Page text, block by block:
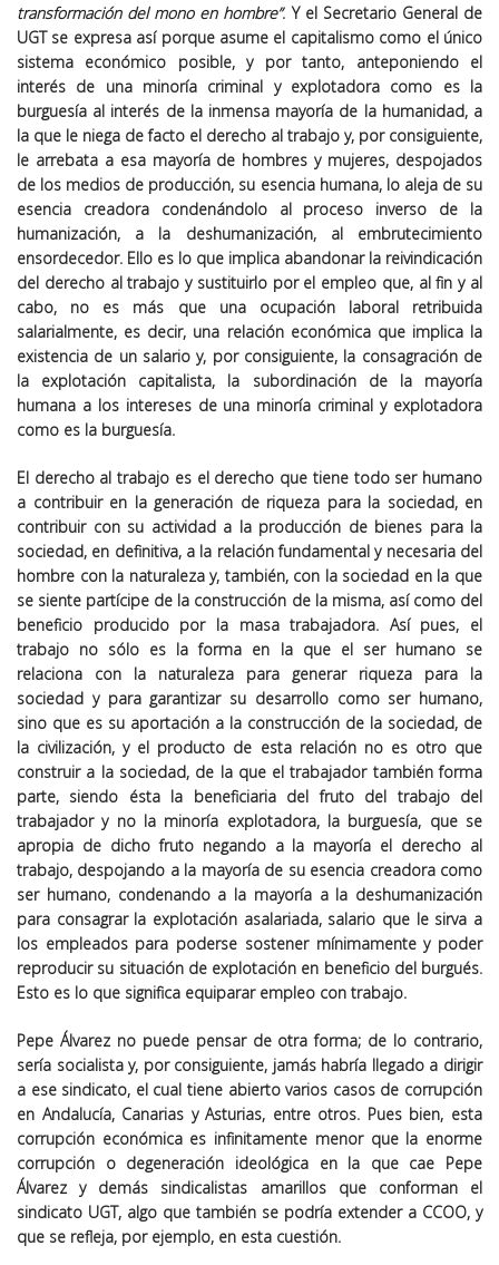
transformación del mono en hombre”. Y el Secretario General de
UGT se expresa así porque asume el capitalismo como el único
sistema económico posible, y por tanto, anteponiendo el
interés de una minoría criminal y explotadora como es la
burguesía al interés de la inmensa mayoría de la humanidad, a
la que le niega de facto el derecho al trabajo y, por consiguiente,
le arrebata a esa mayoría de hombres y mujeres, despojados
de los medios de producción, su esencia humana, lo aleja de su
esencia creadora condenándolo al proceso inverso de la
humanización, a la deshumanización, al embrutecimiento
ensordecedor. Ello es lo que implica abandonar la reivindicación
del derecho al trabajo y sustituirlo por el empleo que, al fin y al
cabo, no es más que una ocupación laboral retribuida
salarialmente, es decir, una relación económica que implica la
existencia de un salario y, por consiguiente, la consagración de
la explotación capitalista, la subordinación de la mayoría
humana a los intereses de una minoría criminal y explotadora
como es la burguesía.
El derecho al trabajo es el derecho que tiene todo ser humano
a contribuir en la generación de riqueza para la sociedad, en
contribuir con su actividad a la producción de bienes para la
sociedad, en definitiva, a la relación fundamental y necesaria del
hombre con la naturaleza y, también, con la sociedad en la que
se siente partícipe de la construcción de la misma, así como del
beneficio producido por la masa trabajadora. Así pues, el
trabajo no sólo es la forma en la que el ser humano se
relaciona con la naturaleza para generar riqueza para la
sociedad y para garantizar su desarrollo como ser humano,
sino que es su aportación a la construcción de la sociedad, de
la civilización, y el producto de esta relación no es otro que
construir a la sociedad, de la que el trabajador también forma
parte, siendo ésta la beneficiaria del fruto del trabajo del
trabajador y no la minoría explotadora, la burguesía, que se
apropia de dicho fruto negando a la mayoría el derecho al
trabajo, despojando a la mayoría de su esencia creadora como
ser humano, condenando a la mayoría a la deshumanización
para consagrar la explotación asalariada, salario que le sirva a
los empleados para poderse sostener mínimamente y poder
reproducir su situación de explotación en beneficio del burgués.
Esto es lo que significa equiparar empleo con trabajo.
Pepe Álvarez no puede pensar de otra forma; de lo contrario,
sería socialista y, por consiguiente, jamás habría llegado a dirigir
a ese sindicato, el cual tiene abierto varios casos de corrupción
en Andalucía, Canarias y Asturias, entre otros. Pues bien, esta
corrupción económica es infinitamente menor que la enorme
corrupción o degeneración ideológica en la que cae Pepe
Álvarez y demás sindicalistas amarillos que conforman el
sindicato UGT, algo que también se podría extender a CCOO, y
que se refleja, por ejemplo, en esta cuestión.